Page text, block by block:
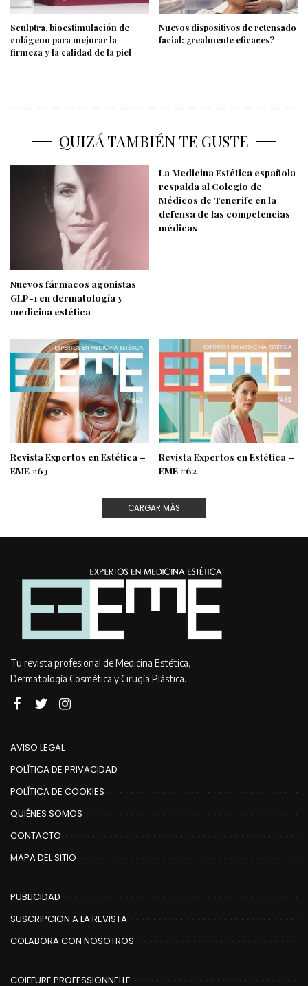
Sculptra, bioestimulación de
colágeno para mejorar la
firmeza y la calidad de la piel
Nuevos dispositivos de retensado
facial: ¿realmente eficaces?
QUIZÁ TAMBIÉN TE GUSTE
Nuevos fármacos agonistas
GLP-1 en dermatología y
medicina estética
La Medicina Estética española
respalda al Colegio de
Médicos de Tenerife en la
defensa de las competencias
médicas
Revista Expertos en Estética –
EME #63
Revista Expertos en Estética –
EME #62
CARGAR MÁS
Tu revista profesional de Medicina Estética,
Dermatología Cosmética y Cirugía Plástica.
AVISO LEGAL
POLÍTICA DE PRIVACIDAD
POLÍTICA DE COOKIES
QUIÉNES SOMOS
CONTACTO
MAPA DEL SITIO
PUBLICIDAD
SUSCRIPCION A LA REVISTA
COLABORA CON NOSOTROS
COIFFURE PROFESSIONNELLE